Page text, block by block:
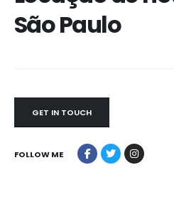
São Paulo
GET IN TOUCH
FOLLOW ME